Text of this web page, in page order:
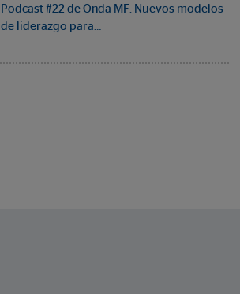
Podcast #22 de Onda MF: Nuevos modelos
de liderazgo para…